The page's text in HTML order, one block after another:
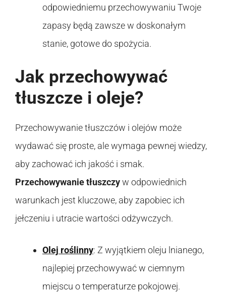
odpowiedniemu przechowywaniu Twoje
zapasy będą zawsze w doskonałym
stanie, gotowe do spożycia.
Jak przechowywać
tłuszcze i oleje?
Przechowywanie tłuszczów i olejów może
wydawać się proste, ale wymaga pewnej wiedzy,
aby zachować ich jakość i smak.
Przechowywanie tłuszczyw odpowiednich
warunkach jest kluczowe, aby zapobiec ich
jełczeniu i utracie wartości odżywczych.
Olej roślinny: Z wyjątkiem oleju lnianego,
najlepiej przechowywać w ciemnym
miejscu o temperaturze pokojowej.